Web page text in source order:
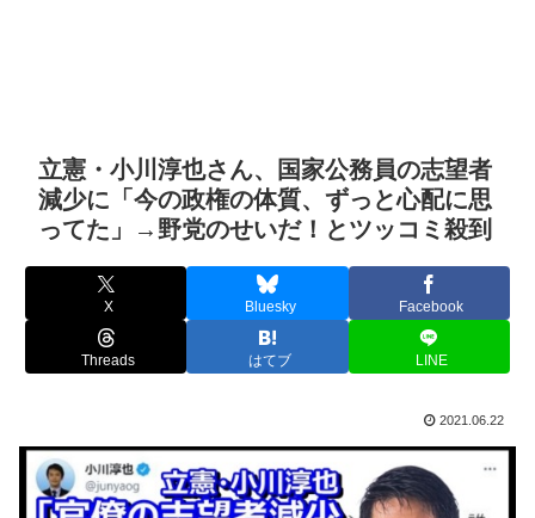
立憲・小川淳也さん、国家公務員の志望者
減少に「今の政権の体質、ずっと心配に思
ってた」→野党のせいだ！とツッコミ殺到
X Bluesky Facebook
Threads はてブ LINE
2021.06.22